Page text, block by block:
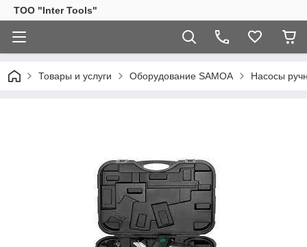
ТОО "Inter Tools"
Товары и услуги Оборудование SAMOA Насосы